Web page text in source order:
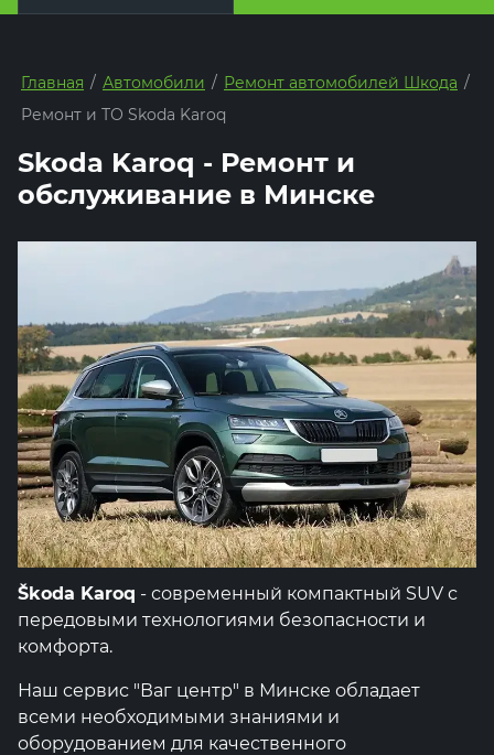
Главная / Автомобили / Ремонт автомобилей Шкода /
Ремонт и ТО Skoda Karoq
Skoda Karoq - Ремонт и
обслуживание в Минске
Škoda Karoq - современный компактный SUV с
передовыми технологиями безопасности и
комфорта.
Наш сервис "Ваг центр" в Минске обладает
всеми необходимыми знаниями и
оборудованием для качественного